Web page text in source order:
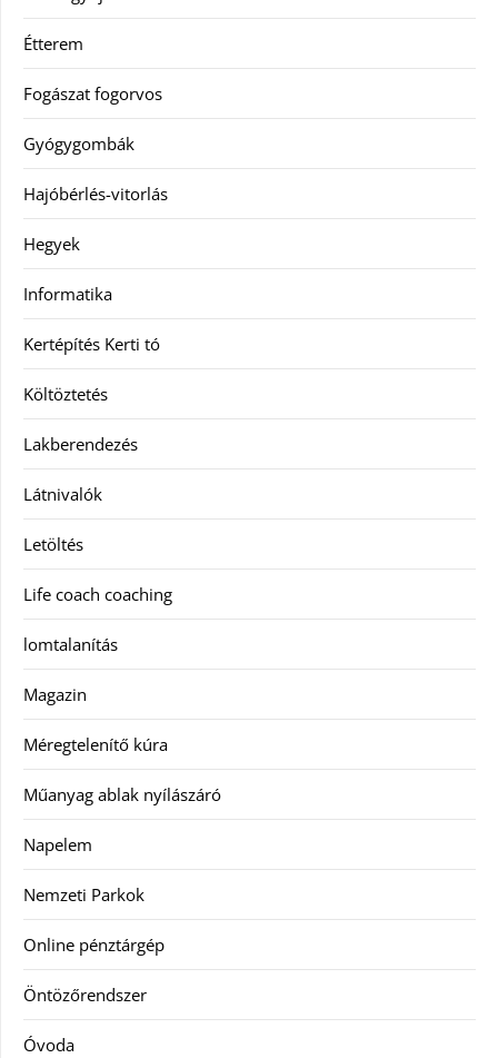
Étterem
Fogászat fogorvos
Gyógygombák
Hajóbérlés-vitorlás
Hegyek
Informatika
Kertépítés Kerti tó
Költöztetés
Lakberendezés
Látnivalók
Letöltés
Life coach coaching
lomtalanítás
Magazin
Méregtelenítő kúra
Műanyag ablak nyílászáró
Napelem
Nemzeti Parkok
Online pénztárgép
Öntözőrendszer
Óvoda